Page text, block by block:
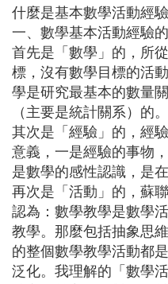
什麼是基本數學活動經驗
一、數學基本活動經驗
首先是「數學」的，所
標，沒有數學目標的活
學是研究最基本的數量
（主要是統計關系）的。
其次是「經驗」的，經
意義，一是經驗的事物
是數學的感性認識，是
再次是「活動」的，蘇
認為：數學教學是數學
教學。那麼包括抽象思
的整個數學教學活動都
泛化。我理解的「數學